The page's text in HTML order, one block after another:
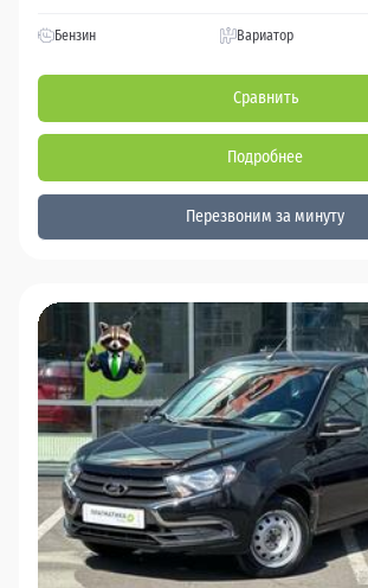
Бензин Вариатор
Сравнить
Подробнее
Перезвоним за минуту